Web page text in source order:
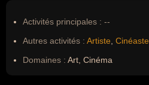
Activités principales : --
Autres activités : Artiste Cinéaste
Domaines : Art, Cinéma